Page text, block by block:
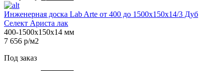
Инженерная доска Lab Arte от 400 до 1500х150х14/3 Дуб
Селект Ариста лак
400-1500х150х14 мм
7 656 р/м2
Под заказ